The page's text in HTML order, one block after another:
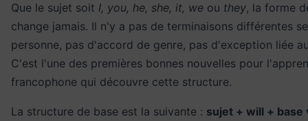
Que le sujet soit I, you, he, she, it, we ou they, la forme
change jamais. Il n'y a pas de terminaisons différentes
personne, pas d'accord de genre, pas d'exception liée
C'est l'une des premières bonnes nouvelles pour
francophone qui découvre cette structure.
La structure de base est la suivante : sujet + will + base